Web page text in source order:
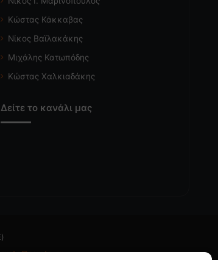
Κώστας Κάκκαβας
Νίκος Βαϊλακάκης
Μιχάλης Κατωπόδης
Κώστας Χαλκιαδάκης
Δείτε το κανάλι μας